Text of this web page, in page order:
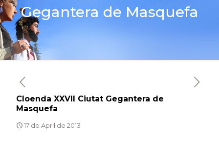
Gegantera de Masquefa
Cloenda XXVII Ciutat Gegantera de
Masquefa
17 de April de 2013